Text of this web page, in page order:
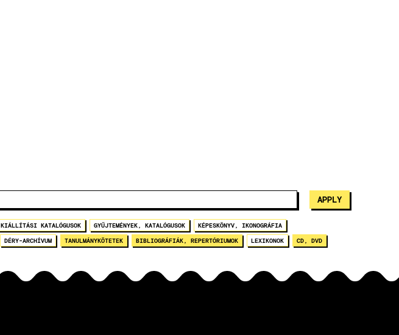
KIÁLLÍTÁSI KATALÓGUSOK GYŰJTEMÉNYEK, KATALÓGUSOK KÉPESKÖNYV, IKONOGRÁFIA
DÉRY-ARCHÍVUM TANULMÁNYKÖTETEK BIBLIOGRÁFIÁK, REPERTÓRIUMOK LEXIKONOK CD, DVD